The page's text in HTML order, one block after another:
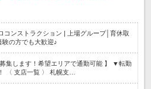
コンストラクション | 上場グループ│育休取
の方でも大歓迎♪
募集します！希望エリアで通勤可能 】 ▼転勤
〈 支店一覧 〉 札幌支…